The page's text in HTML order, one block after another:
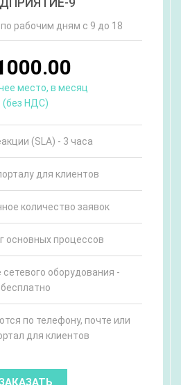
рабочим дням с 9 до 18
место, в месяц
(без НДС)
(SLA) - 3 часа
для клиентов
количество заявок
основных процессов
оборудования -
бесплатно
по телефону, почте или
для клиентов